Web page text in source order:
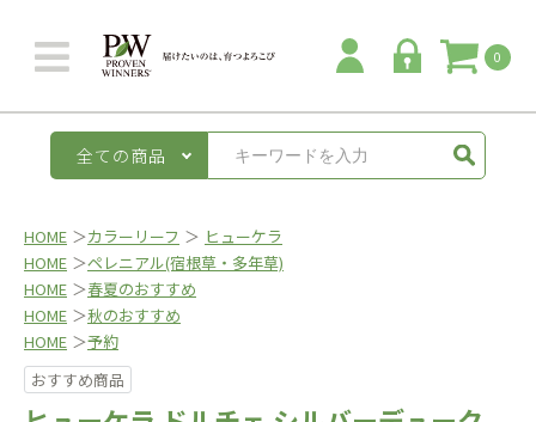
0
全ての商品
HOME ＞カラーリーフ ＞ ヒューケラ
HOME ＞ペレニアル(宿根草・多年草)
HOME ＞春夏のおすすめ
HOME ＞秋のおすすめ
HOME ＞予約
おすすめ商品